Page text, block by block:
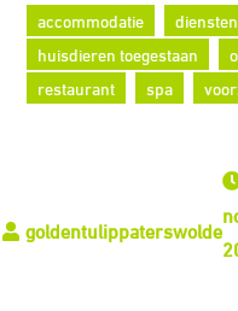
accommodatie diensten
huisdieren toegestaan
restaurant
spa